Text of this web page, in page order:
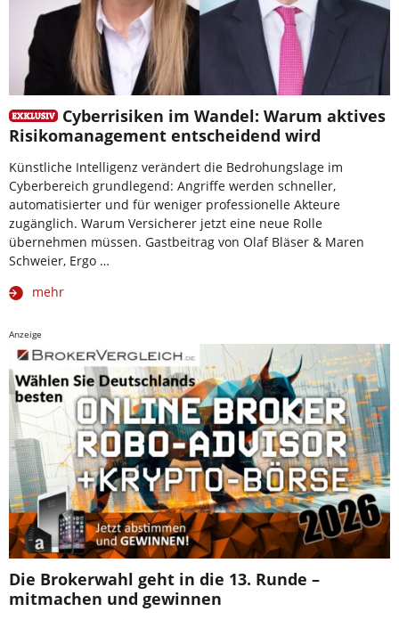
Cyberrisiken im Wandel: Warum aktives
Risikomanagement entscheidend wird
Künstliche Intelligenz verändert die Bedrohungslage im
Cyberbereich grundlegend: Angriffe werden schneller,
automatisierter und für weniger professionelle Akteure
zugänglich. Warum Versicherer jetzt eine neue Rolle
übernehmen müssen. Gastbeitrag von Olaf Bläser & Maren
Schweier, Ergo …
mehr
Anzeige
Die Brokerwahl geht in die 13. Runde –
mitmachen und gewinnen